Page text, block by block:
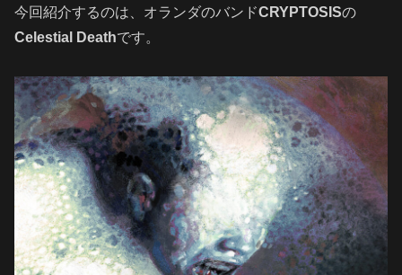
今回紹介するのは、オランダのバンドCRYPTOSISの
Celestial Deathです。